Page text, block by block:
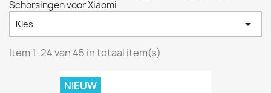
Schorsingen voor Xiaomi
Kies 
Item 1-24 van 45 in totaal item(s)
NIEUW